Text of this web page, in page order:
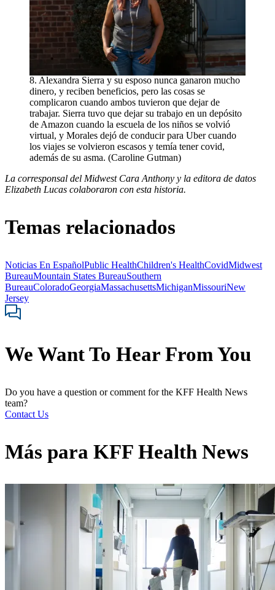
8. Alexandra Sierra y su esposo nunca ganaron mucho
dinero, y reciben beneficios, pero las cosas se
complicaron cuando ambos tuvieron que dejar de
trabajar. Sierra tuvo que dejar su trabajo en un depósito
de Amazon cuando la escuela de los niños se volvió
virtual, y Morales dejó de conducir para Uber cuando
los viajes se volvieron escasos y temía tener covid,
además de su asma. (Caroline Gutman)
La corresponsal del Midwest Cara Anthony y la editora de datos
Elizabeth Lucas colaboraron con esta historia.
Temas relacionados
Noticias En EspañolPublic HealthChildren's HealthCovidMidwest
BureauMountain States BureauSouthern
BureauColoradoGeorgiaMassachusettsMichiganMissouriNew
Jersey
We Want To Hear From You
Do you have a question or comment for the KFF Health News
team?
Contact Us
Más para KFF Health News